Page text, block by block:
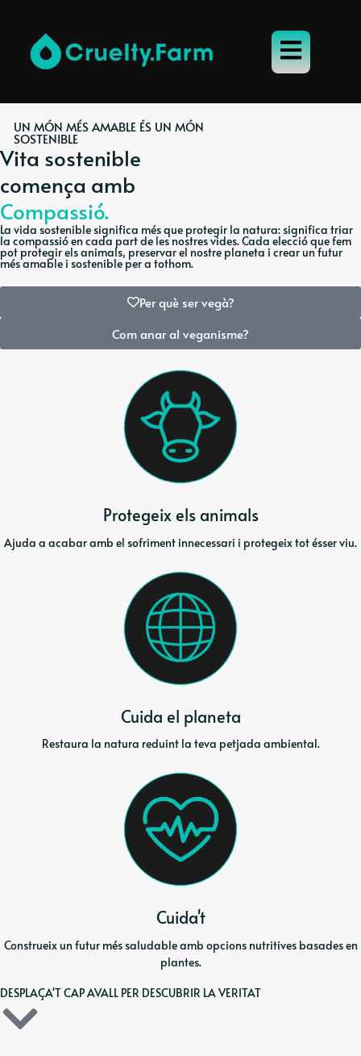
UN MÓN MÉS AMABLE ÉS UN MÓN
SOSTENIBLE
Vita sostenible
comença amb
Compassió.
La vida sostenible significa més que protegir la natura: significa triar
la compassió en cada part de les nostres vides. Cada elecció que fem
pot protegir els animals, preservar el nostre planeta i crear un futur
més amable i sostenible per a tothom.
Per què ser vegà?
Com anar al veganisme?
Protegeix els animals
Ajuda a acabar amb el sofriment innecessari i protegeix tot ésser viu.
Cuida el planeta
Restaura la natura reduint la teva petjada ambiental.
Cuida't
Construeix un futur més saludable amb opcions nutritives basades en
plantes.
DESPLAÇA'T CAP AVALL PER DESCUBRIR LA VERITAT